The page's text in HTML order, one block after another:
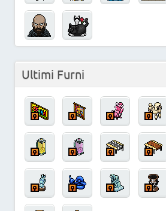
Ultimi Furni